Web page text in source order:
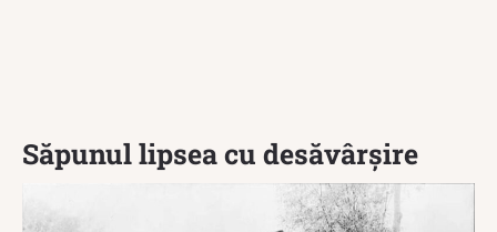
Săpunul lipsea cu desăvârșire